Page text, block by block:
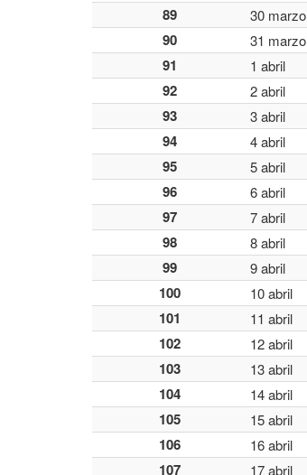
89 30 marzo
90 31 marzo
91 1 abril
92 2 abril
93 3 abril
94 4 abril
95 5 abril
96 6 abril
97 7 abril
98 8 abril
99 9 abril
100 10 abril
101 11 abril
102 12 abril
103 13 abril
104 14 abril
105 15 abril
106 16 abril
107 17 abril